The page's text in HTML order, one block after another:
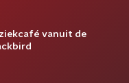
vanuit de